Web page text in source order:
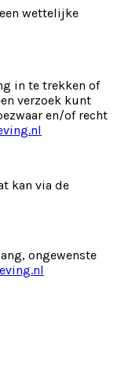
wettelijke
in te trekken of
verzoek kunt
en/of recht
kan via de
ongewenste